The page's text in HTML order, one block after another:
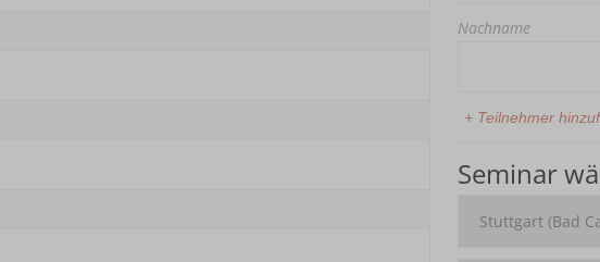
Nachname
+ Teilnehmer
Seminar